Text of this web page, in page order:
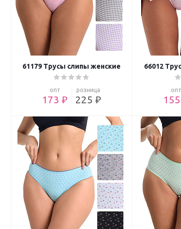
61179 Трусы слипы женские
опт
173 ₽
розница
225 ₽
66012
опт